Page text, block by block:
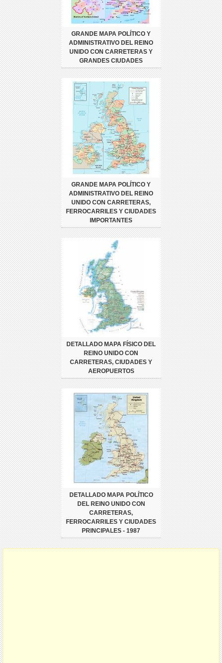
GRANDE MAPA POLÍTICO Y
ADMINISTRATIVO DEL REINO
UNIDO CON CARRETERAS Y
GRANDES CIUDADES
GRANDE MAPA POLÍTICO Y
ADMINISTRATIVO DEL REINO
UNIDO CON CARRETERAS,
FERROCARRILES Y CIUDADES
IMPORTANTES
DETALLADO MAPA FÍSICO DEL
REINO UNIDO CON
CARRETERAS, CIUDADES Y
AEROPUERTOS
DETALLADO MAPA POLÍTICO
DEL REINO UNIDO CON
CARRETERAS,
FERROCARRILES Y CIUDADES
PRINCIPALES - 1987